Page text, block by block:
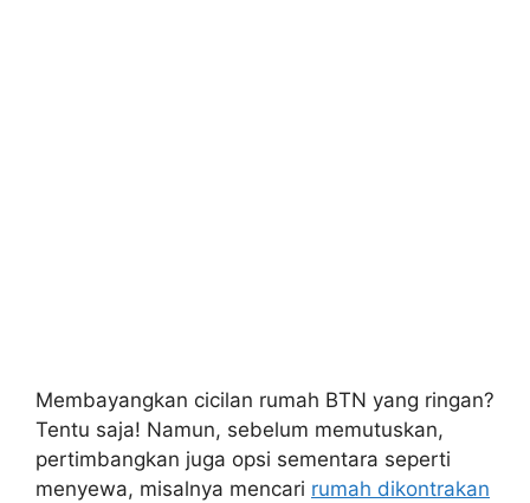
Membayangkan cicilan rumah BTN yang ringan?
Tentu saja! Namun, sebelum memutuskan,
pertimbangkan juga opsi sementara seperti
menyewa, misalnya mencari rumah dikontrakan